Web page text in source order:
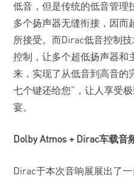
低音，但是传统的低音管理
多个扬声器无缝衔接，因而
所接受。而Dirac低音控制
控制，让多个超低扬声器和
来，实现了从低音到高音的
七个键还给您”，让人享受
宴。
Dolby Atmos + Dirac车载音
Dirac于本次音响展展出了